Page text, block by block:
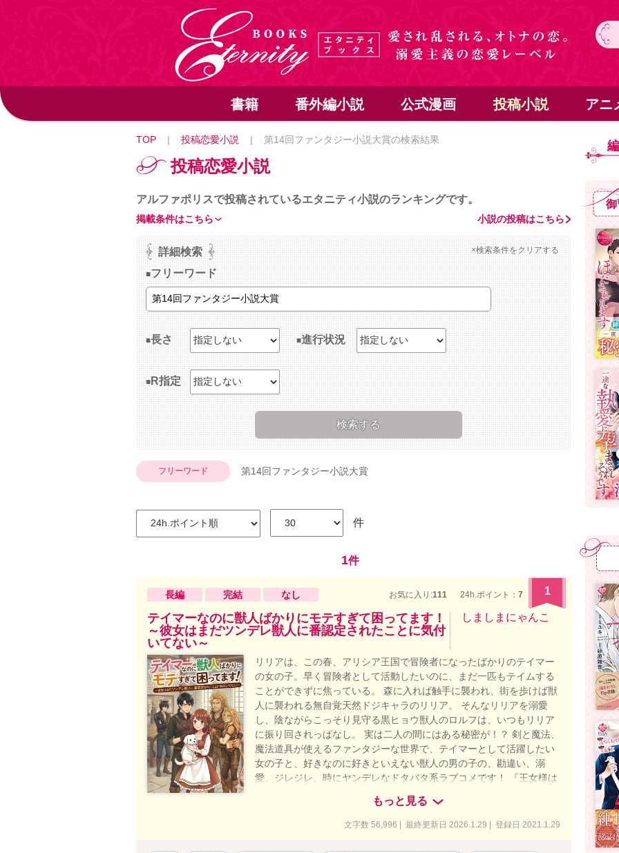
書籍 番外編小説 公式漫画 投稿小説 アニ
TOP | 投稿恋愛小説 | 第14回ファンタジー小説大賞の検索結果
投稿恋愛小説
アルファポリスで投稿されているエタニティ小説のランキングです。
小説の投稿はこちら
掲載条件はこちら
詳細検索 ×検索条件をクリアする
フリーワード
長さ 進行状況
R指定
フリーワード 第14回ファンタジー小説大賞
件
1件
長編 完結 なし お気に入り:111 24h.ポイント： 7 1
テイマーなのに獣人ばかりにモテすぎて困ってます！
～彼女はまだツンデレ獣人に番認定されたことに気付
いてない～
しましまにゃんこ
リリアは、この春、アリシア王国で冒険者になったばかりのテイマー
の女の子。早く冒険者として活動したいのに、まだ一匹もテイムする
ことができずに焦っている。 森に入れば触手に襲われ、街を歩けば獣
人に襲われる無自覚天然ドジキャラのリリア。 そんなリリアを溺愛
し、陰ながらこっそり見守る黒ヒョウ獣人のロルフは、いつもリリア
に振り回されっぱなし。 実は二人の間にはある秘密が！？ 剣と魔法、
魔法道具が使えるファンタジーな世界で、テイマーとして活躍したい
女の子と、好きなのに好きといえない獣人の男の子の、勘違い、溺
愛、ジレジレ、時にヤンデレなドタバタ系ラブコメです！ 『王女様は
聖女様！？おてんば姫の冒険録～全属性の賢者、500年後に転生す
る！ペットのドラゴンが迷子なので冒険者になって探しにいきま
す！』と同じ世界です。今後「王女様～」のほうでも登場予定です。
もっと見る
文字数 56,996 | 最終更新日 2026.1.29 | 登録日 2021.1.29